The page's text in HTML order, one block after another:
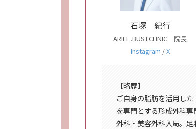
石塚 紀行
ARIEL .BUST.CLINIC 院長
Instagram /X
【略歴】
ご自身の脂肪を活用し
を専門とする形成外科
外科・美容外科入局。